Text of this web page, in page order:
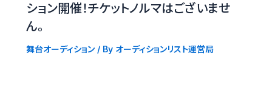
ション開催！チケットノルマはございませ
ん。
舞台オーディション/ By オーディションリスト運営局